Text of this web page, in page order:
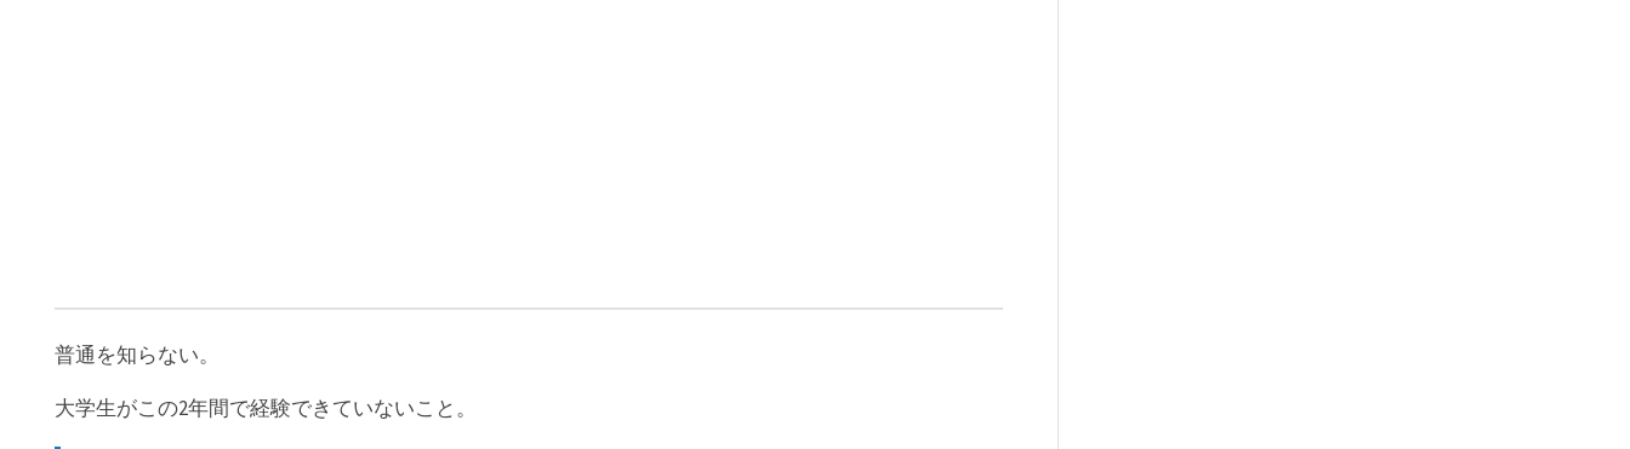
普通を知らない。
大学生がこの2年間で経験できていないこと。